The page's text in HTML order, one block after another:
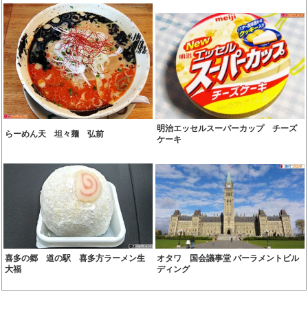
らーめん天 坦々麺 弘前
明治エッセルスーパーカップ チーズ
ケーキ
喜多の郷 道の駅 喜多方ラーメン生
大福
オタワ 国会議事堂 パーラメントビル
ディング